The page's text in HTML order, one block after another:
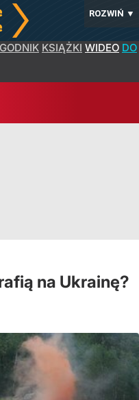
ROZWIŃ ▼
KSIĄŻKI WIDEO DO
na Ukrainę?